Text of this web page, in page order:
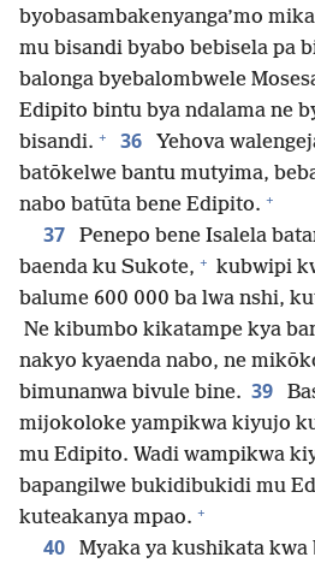
byobasambakenyanga’mo
mu bisandi byabo bebisela pa
balonga byebalombwele
Edipito bintu bya ndalama ne
bisandi. + 36
Yehova
batōkelwe bantu mutyima,
nabo batūta bene Edipito. +
37 Penepo bene Isalela
baenda ku Sukote, + kubwipi
balume 600 000 ba lwa nshi,
Ne kibumbo kikatampe kya
nakyo kyaenda nabo, ne
bimunanwa bivule bine. 39
mijokoloke yampikwa kiyujo
mu Edipito. Wadi wampikwa
bapangilwe bukidibukidi mu
kuteakanya mpao. +
40
Myaka ya kushikata kwa